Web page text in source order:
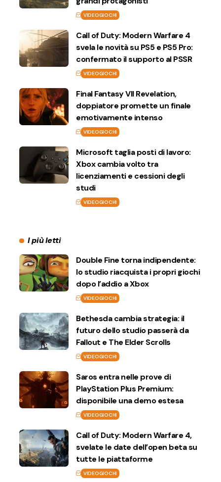
VIDEOGIOCHI
Call of Duty: Modern Warfare 4
svela le novità su PS5 e PS5 Pro:
confermato il supporto al PSSR
VIDEOGIOCHI
Final Fantasy VII Revelation,
doppiatore promette un finale
emotivamente intenso
VIDEOGIOCHI
Microsoft taglia posti di lavoro:
Xbox cambia volto tra
licenziamenti e cessioni degli
studi
VIDEOGIOCHI
I più letti
Double Fine torna indipendente:
lo studio riacquista i propri giochi
dopo l’addio a Xbox
VIDEOGIOCHI
Bethesda cambia strategia: il
futuro dello studio passerà da
Fallout e The Elder Scrolls
VIDEOGIOCHI
Saros entra nelle prove di
PlayStation Plus Premium:
disponibile una demo estesa
VIDEOGIOCHI
Call of Duty: Modern Warfare 4,
svelate le date dell’open beta su
tutte le piattaforme
VIDEOGIOCHI